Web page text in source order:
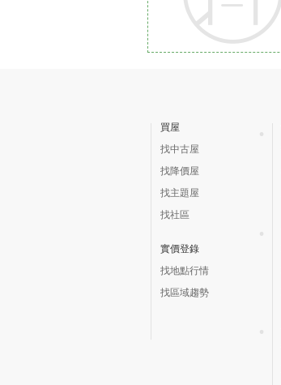
買屋
找中古屋
找降價屋
找主題屋
找社區
實價登錄
找地點行情
找區域趨勢